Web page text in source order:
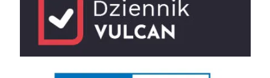
UNESCO Sieć Szkół Stowarzyszonych